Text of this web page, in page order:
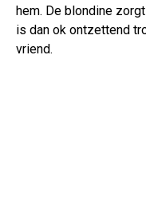
hem. De blondine
is dan ok ontzettend
vriend.